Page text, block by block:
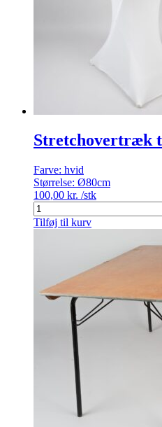
Stretchovertræk
Farve: hvid
Størrelse: Ø80cm
100,00 kr. /stk
Stretchovertræk
til
cafebord,
Tilføj til kurv